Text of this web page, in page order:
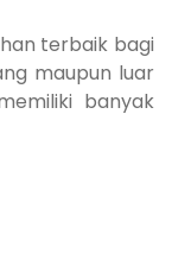
terbaik bagi
maupun luar
banyak